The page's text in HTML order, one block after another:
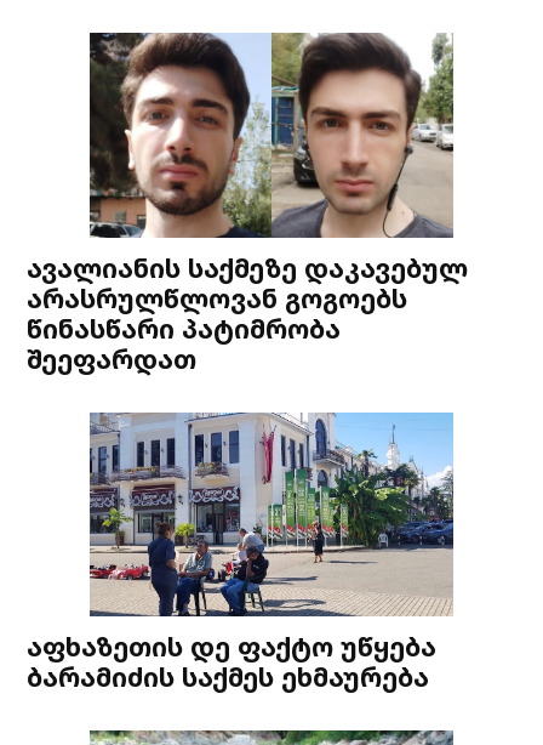
ავალიანის საქმეზე დაკავებულ
არასრულწლოვან გოგოებს
წინასწარი პატიმრობა
შეეფარდათ
აფხაზეთის დე ფაქტო უწყება
ბარამიძის საქმეს ეხმაურება